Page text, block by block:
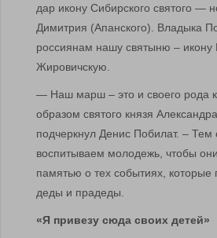
дар икону Сибирского святого —
Димитрия (Апанского). Владыка
россиянам нашу святыню – икону
Жировичскую.
— Наш марш – это и своего рода
образом святого князя
подчеркнул Денис Побилат. –
воспитываем молодежь, чтобы
памятью о тех событиях,
деды и прадеды.
«Я привезу сюда своих детей»